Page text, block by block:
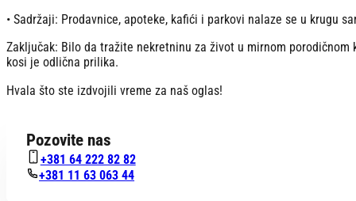
• Sadržaji: Prodavnice, apoteke, kafići i parkovi nalaze se u krugu
Zaključak: Bilo da tražite nekretninu za život u mirnom
kosi je odlična prilika.
Hvala što ste izdvojili vreme za naš oglas!
Pozovite nas
+381 64 222 82 82
+381 11 63 063 44